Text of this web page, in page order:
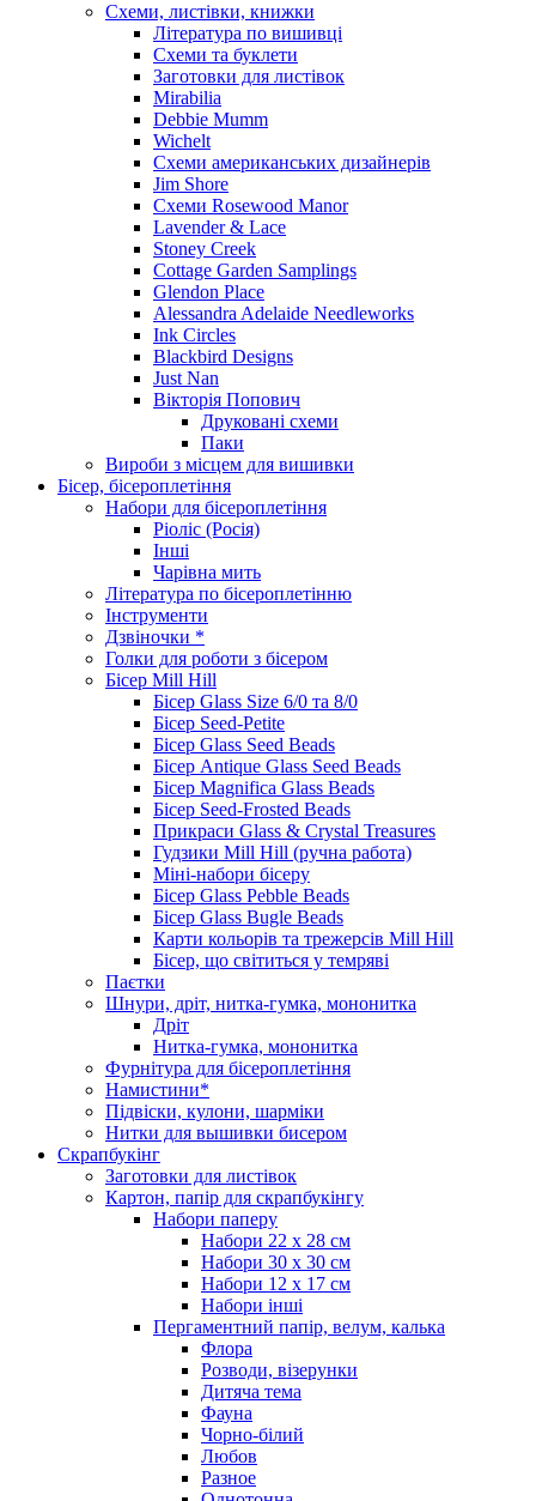
Схеми, листівки, книжки
Література по вишивці
Схеми та буклети
Заготовки для листівок
Mirabilia
Debbie Mumm
Wichelt
Схеми американських дизайнерів
Jim Shore
Cхеми Rosewood Manor
Lavender & Lace
Stoney Creek
Cottage Garden Samplings
Glendon Place
Alessandra Adelaide Needleworks
Ink Circles
Blackbird Designs
Just Nan
Вікторія Попович
Друковані схеми
Паки
Вироби з місцем для вишивки
Бісер, бісероплетіння
Набори для бісероплетіння
Ріоліс (Росія)
Інші
Чарівна мить
Література по бісероплетінню
Інструменти
Дзвіночки *
Голки для роботи з бісером
Бісер Mill Hill
Бісер Glass Size 6/0 та 8/0
Бісер Seed-Petite
Бісер Glass Seed Beads
Бісер Antique Glass Seed Beads
Бісер Magnifica Glass Beads
Бісер Seed-Frosted Beads
Прикраси Glass & Crystal Treasures
Гудзики Mill Hill (ручна работа)
Міні-набори бісеру
Бісер Glass Pebble Beads
Бісер Glass Bugle Beads
Карти кольорів та трежерсів Mill Hill
Бісер, що світиться у темряві
Паєтки
Шнури, дріт, нитка-гумка, мононитка
Дріт
Нитка-гумка, мононитка
Фурнітура для бісероплетіння
Намистини*
Підвіски, кулони, шарміки
Нитки для вышивки бисером
Скрапбукінг
Заготовки для листівок
Картон, папір для скрапбукінгу
Набори паперу
Набори 22 х 28 см
Набори 30 х 30 см
Набори 12 х 17 см
Набори інші
Пергаментний папір, велум, калька
Флора
Розводи, візерунки
Дитяча тема
Фауна
Чорно-білий
Любов
Разное